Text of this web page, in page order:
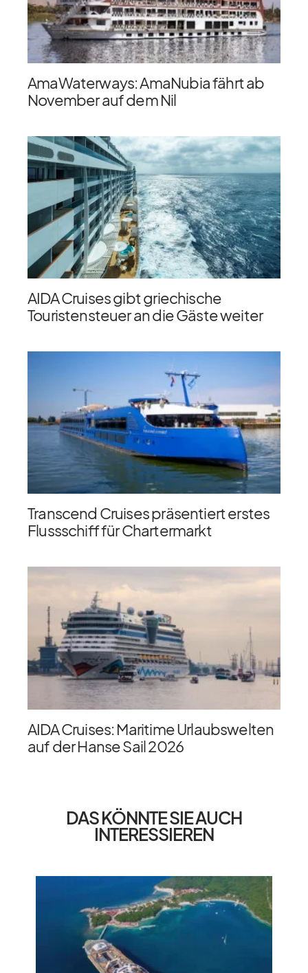
AmaWaterways: AmaNubia fährt ab
November auf dem Nil
AIDA Cruises gibt griechische
Touristensteuer an die Gäste weiter
Transcend Cruises präsentiert erstes
Flussschiff für Chartermarkt
AIDA Cruises: Maritime Urlaubswelten
auf der Hanse Sail 2026
DAS KÖNNTE SIE AUCH
INTERESSIEREN